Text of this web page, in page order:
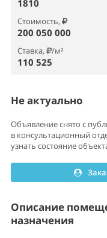
1810
Стоимость,
200 050 000
Ставка, /м²
110 525
Не актуально
Объявление снято с
в консультационный
узнать состояние
Описание
назначения